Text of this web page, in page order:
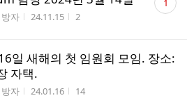
자 작성시간
24.11.15 조회수
2
글 1
일 새해의 첫 임원회 모임. 장소:
자택.
자 작성시간
24.01.16 조회수
14